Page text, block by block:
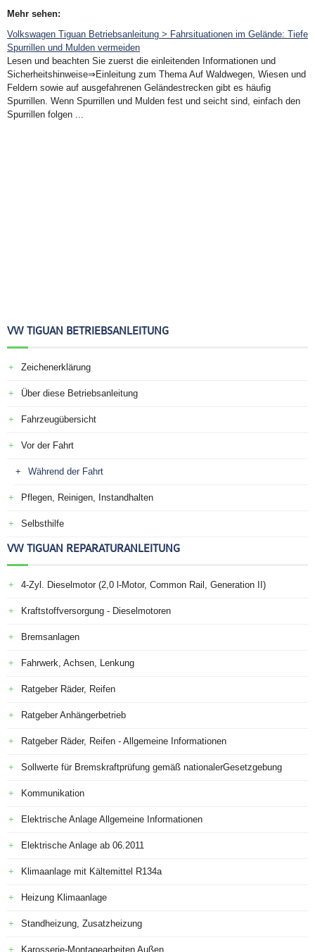
Mehr sehen:
Volkswagen Tiguan Betriebsanleitung > Fahrsituationen im Gelände: Tiefe
Spurrillen und Mulden vermeiden
Lesen und beachten Sie zuerst die einleitenden Informationen und
Sicherheitshinweise⇒Einleitung zum Thema Auf Waldwegen, Wiesen und
Feldern sowie auf ausgefahrenen Geländestrecken gibt es häufig
Spurrillen. Wenn Spurrillen und Mulden fest und seicht sind, einfach den
Spurrillen folgen ...
VW TIGUAN BETRIEBSANLEITUNG
Zeichenerklärung
Über diese Betriebsanleitung
Fahrzeugübersicht
Vor der Fahrt
Während der Fahrt
Pflegen, Reinigen, Instandhalten
Selbsthilfe
VW TIGUAN REPARATURANLEITUNG
4-Zyl. Dieselmotor (2,0 l-Motor, Common Rail, Generation II)
Kraftstoffversorgung - Dieselmotoren
Bremsanlagen
Fahrwerk, Achsen, Lenkung
Ratgeber Räder, Reifen
Ratgeber Anhängerbetrieb
Ratgeber Räder, Reifen - Allgemeine Informationen
Sollwerte für Bremskraftprüfung gemäß nationalerGesetzgebung
Kommunikation
Elektrische Anlage Allgemeine Informationen
Elektrische Anlage ab 06.2011
Klimaanlage mit Kältemittel R134a
Heizung Klimaanlage
Standheizung, Zusatzheizung
Karosserie-Montagearbeiten Außen